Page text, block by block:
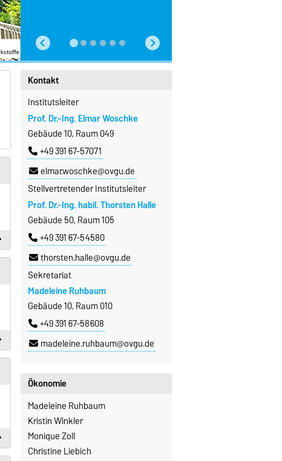
Kontakt
Institutsleiter
Prof. Dr.-Ing. Elmar Woschke
Gebäude 10, Raum 049
+49 391 67-57071
elmar.woschke@ovgu.de
Stellvertretender Institutsleiter
Prof. Dr.-Ing. habil. Thorsten Halle
Gebäude 50, Raum 105
+49 391 67-54580
thorsten.halle@ovgu.de
Sekretariat
Madeleine Ruhbaum
Gebäude 10, Raum 010
+49 391 67-58608
madeleine.ruhbaum@ovgu.de
Ökonomie
Madeleine Ruhbaum
Kristin Winkler
Monique Zoll
Christine Liebich